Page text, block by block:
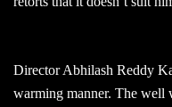
Director Abhilash Reddy
warming manner. The well